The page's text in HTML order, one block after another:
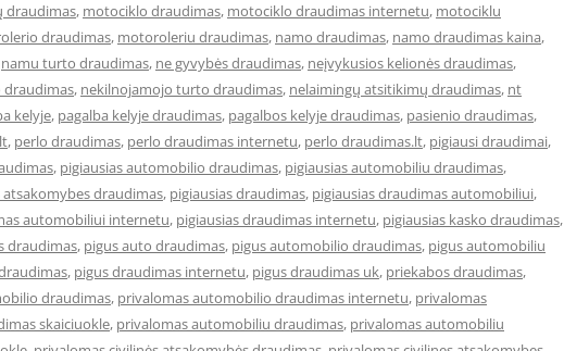
draudimas, motociklo draudimas, motociklo draudimas internetu, motociklu
draudimas, motoroleriu draudimas, namo draudimas, namo draudimas kaina,
namu turto draudimas, ne gyvybės draudimas, neįvykusios kelionės draudimas,
, nekilnojamojo turto draudimas, nelaimingų atsitikimų draudimas, nt
kelyje, pagalba kelyje draudimas, pagalbos kelyje draudimas, pasienio draudimas,
, perlo draudimas, perlo draudimas internetu, perlo draudimas.lt, pigiausi draudimai,
, pigiausias automobilio draudimas, pigiausias automobiliu draudimas,
atsakomybes draudimas, pigiausias draudimas, pigiausias draudimas automobiliui,
automobiliui internetu, pigiausias draudimas internetu, pigiausias kasko draudimas,
draudimas, pigus auto draudimas, pigus automobilio draudimas, pigus automobiliu
, pigus draudimas internetu, pigus draudimas uk, priekabos draudimas,
draudimas, privalomas automobilio draudimas internetu, privalomas
skaiciuokle, privalomas automobiliu draudimas, privalomas automobiliu